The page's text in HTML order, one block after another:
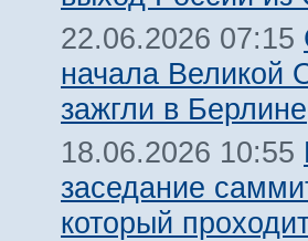
22.06.2026 07:15
начала Великой
зажгли в Берлине
18.06.2026 10:55
заседание
который